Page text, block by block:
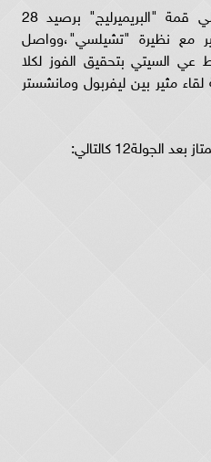
يتربع نادي مانشستر سيتي علي قمة "البريميرليج" برصيد 28
مع نظيرة "تشيلسي"،وواصل
عي السيتي بتحقيق الفوز لكلا
مثير بين ليفربول ومانشستر
كالتالي: